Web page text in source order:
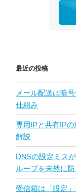
最近の投稿
メール配送は暗
仕組み
専用IPと共有IP
解説
DNSの設定ミス
ループを未然に
受信箱は「設定